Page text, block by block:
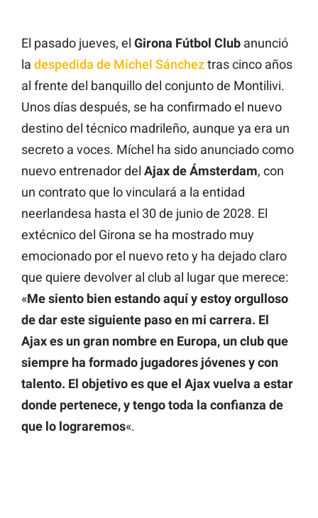
El pasado jueves, el Girona Fútbol Club anunció
la despedida de Míchel Sáncheztras cinco años
al frente del banquillo del conjunto de Montilivi.
Unos días después, se ha confirmado el nuevo
destino del técnico madrileño, aunque ya era un
secreto a voces. Míchel ha sido anunciado como
nuevo entrenador del Ajax de Ámsterdam, con
un contrato que lo vinculará a la entidad
neerlandesa hasta el 30 de junio de 2028. El
extécnico del Girona se ha mostrado muy
emocionado por el nuevo reto y ha dejado claro
que quiere devolver al club al lugar que merece:
«Me siento bien estando aquí y estoy orgulloso
de dar este siguiente paso en mi carrera. El
Ajax es un gran nombre en Europa, un club que
siempre ha formado jugadores jóvenes y con
talento. El objetivo es que el Ajax vuelva a estar
donde pertenece, y tengo toda la confianza de
que lo lograremos«.